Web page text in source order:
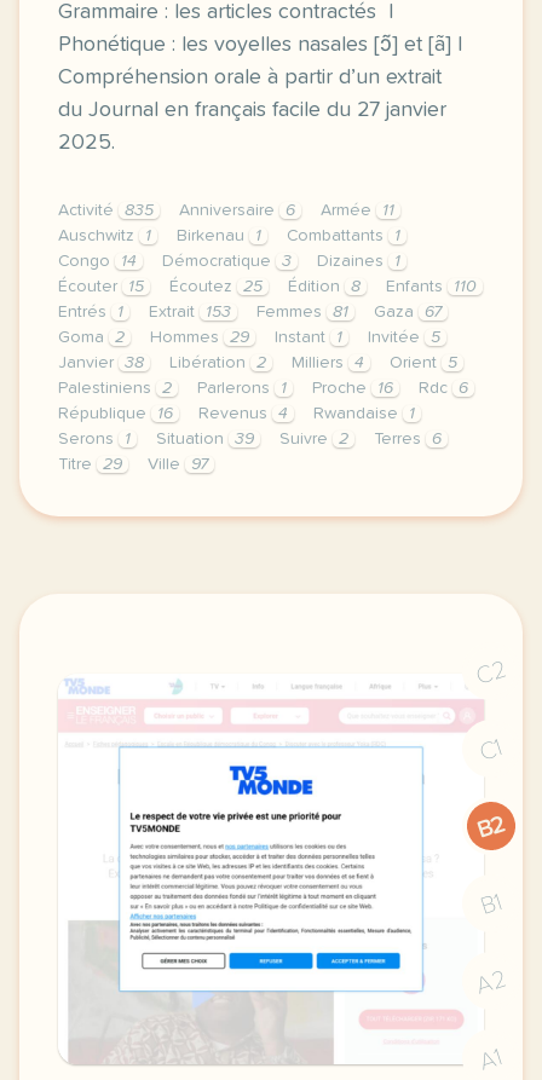
Grammaire : les articles contractés |
Phonétique : les voyelles nasales [ɔ̃] et [ã] |
Compréhension orale à partir d’un extrait
du Journal en français facile du 27 janvier
2025.
Activité 835 Anniversaire 6 Armée
11
Auschwitz
1 Birkenau 1 Combattants
1
Congo
14 Démocratique 3 Dizaines
1
Écouter
15 Écoutez 25 Édition 8 Enfants
110
Entrés
1 Extrait 153 Femmes 81 Gaza
67
Goma
2 Hommes 29 Instant 1 Invitée
5
Janvier
38 Libération 2 Milliers 4 Orient
5
Palestiniens
2 Parlerons 1 Proche 16 Rdc
6
République
16 Revenus 4 Rwandaise
1
Serons
1 Situation 39 Suivre 2 Terres
6
Titre
29 Ville 97
exercice a2 rdc gaza auschwitz les titres du 27
C2
C1
B2
B1
A2
A1